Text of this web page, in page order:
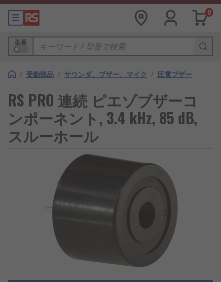
0
型番
/ 受動部品 / サウンダ、ブザー、マイク / 圧電ブザー
RS PRO 連続 ピエゾブザーコ
ンポーネント, 3.4 kHz, 85 dB,
スルーホール